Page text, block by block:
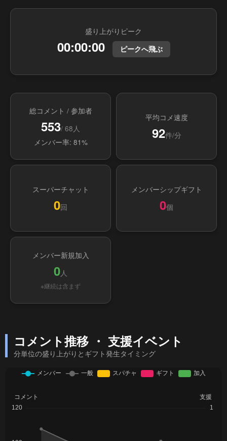
盛り上がりピーク
00:00:00 ピークへ飛ぶ
総コメント / 参加者
553/ 68人
メンバー率: 81%
平均コメ速度
92件/分
スーパーチャット
0回
メンバーシップギフト
0個
メンバー新規加入
0人
※継続は含まず
コメント推移 ・ 支援イベント
分単位の盛り上がりとギフト発生タイミング